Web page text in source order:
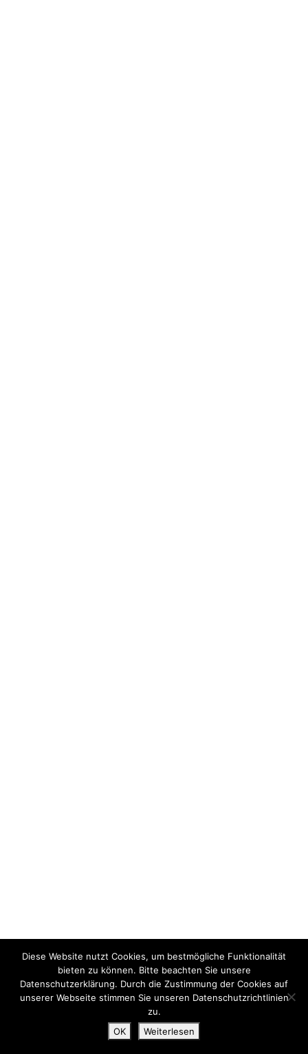
Diese Website nutzt Cookies, um bestmögliche Funktionalität
bieten zu können. Bitte beachten Sie unsere
Datenschutzerklärung. Durch die Zustimmung der Cookies auf
unserer Webseite stimmen Sie unseren Datenschutzrichtlinien
zu.
OK
Weiterlesen